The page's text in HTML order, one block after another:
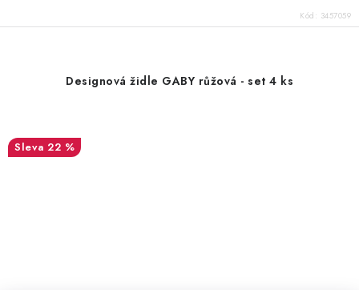
Kód: 3457059
Designová židle GABY růžová - set 4 ks
22 %